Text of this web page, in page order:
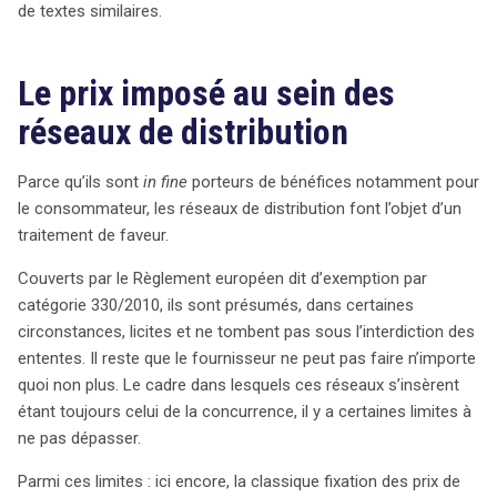
de textes similaires.
Le prix imposé au sein des
réseaux de distribution
Parce qu’ils sont in fine porteurs de bénéfices notamment pour
le consommateur, les réseaux de distribution font l’objet d’un
traitement de faveur.
Couverts par le Règlement européen dit d’exemption par
catégorie 330/2010, ils sont présumés, dans certaines
circonstances, licites et ne tombent pas sous l’interdiction des
ententes. Il reste que le fournisseur ne peut pas faire n’importe
quoi non plus. Le cadre dans lesquels ces réseaux s’insèrent
étant toujours celui de la concurrence, il y a certaines limites à
ne pas dépasser.
Parmi ces limites : ici encore, la classique fixation des prix de